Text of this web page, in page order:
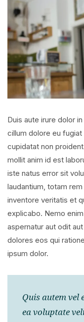
Duis aute irure dolor
cillum dolore eu
cupidatat non
mollit anim id est
iste natus error sit
laudantium, totam
inventore veritatis et
explicabo. Nemo
aspernatur aut odit
dolores eos qui
ipsum dolor.
Quis autem vel
ea voluptate